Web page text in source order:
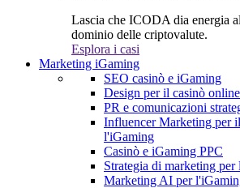
Lascia che ICODA dia energia
dominio delle criptovalute.
Esplora i casi
Marketing iGaming
SEO casinò e iGaming
Design per il casinò online
PR e comunicazioni
Influencer Marketing per
l'iGaming
Casinò e iGaming PPC
Strategia di marketing
Marketing AI per